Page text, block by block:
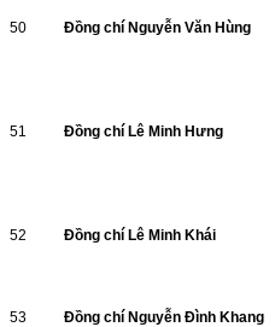
50 Đồng chí Nguyễn Văn Hùng
51 Đồng chí Lê Minh Hưng
52 Đồng chí Lê Minh Khái
53 Đồng chí Nguyễn Đình Khang